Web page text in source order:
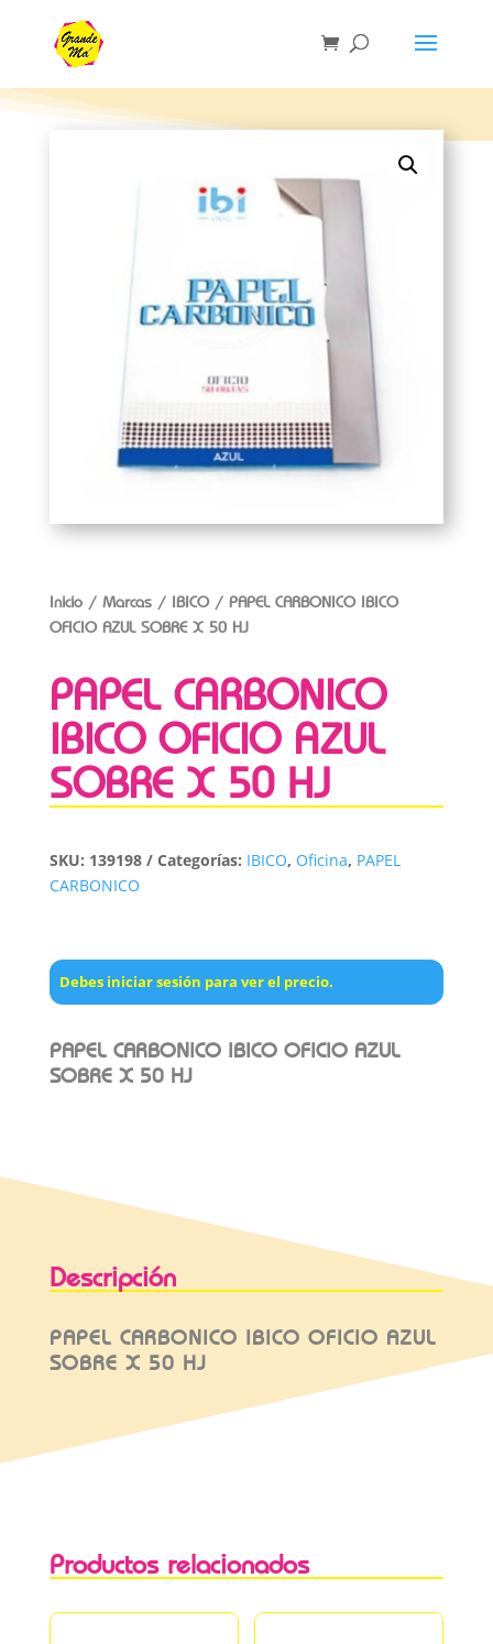
Inicio/ Marcas/ IBICO/ PAPEL CARBONICO IBICO
OFICIO AZUL SOBRE X 50 HJ
PAPEL CARBONICO
IBICO OFICIO AZUL
SOBRE X 50 HJ
SKU: 139198 Categorías: IBICO, Oficina, PAPEL
CARBONICO
Debes iniciar sesión para ver el precio.
PAPEL CARBONICO IBICO OFICIO AZUL
SOBRE X 50 HJ
Descripción
PAPEL CARBONICO IBICO OFICIO AZUL
SOBRE X 50 HJ
Productos relacionados